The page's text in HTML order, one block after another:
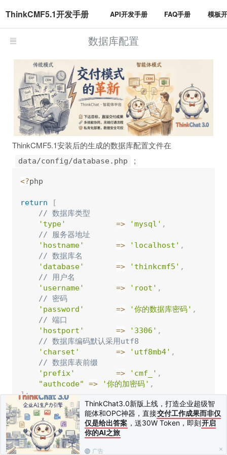
ThinkChat3.0新版上线，打造企业超级智
能体和OPC神器，直接交付工作成果而非仅
仅是给出答案 ，送30W Token，即刻开启
你的AI之旅
广告
ThinkCMF5.1开发手册 API开发手册 FAQ手册 模板
数据库配置
ThinkCMF5.1安装后的生成的数据库配置文件在
data/config/database.php ;
<?php
return
[
// 数据库类型
'type'
=> 'mysql' ,
// 服务器地址
'hostname'
=> 'localhost' ,
// 数据库名
'database'
=> 'thinkcmf5' ,
// 用户名
'username'
=> 'root' ,
// 密码
'password'
=> '你的数据库密码' ,
// 端口
'hostport'
=> '3306' ,
// 数据库编码默认采用utf8
'charset'
=> 'utf8mb4' ,
// 数据库表前缀
'prefix'
=> 'cmf_' ,
"authcode"
=> '你的加密码' ,
];
上一篇：数据库 下一篇： 添加数据